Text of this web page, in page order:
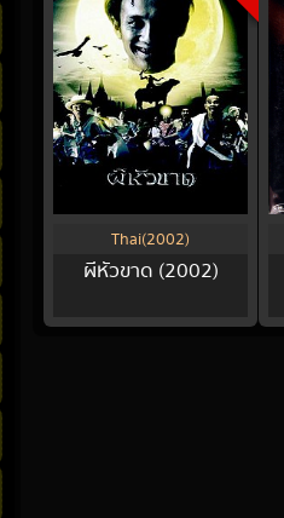
Thai(2002)
ผีหัวขาด (2002)